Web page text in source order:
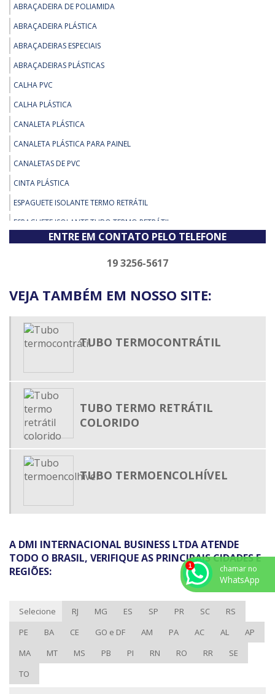
ABRAÇADEIRA DE POLIAMIDA
ABRAÇADEIRA PLÁSTICA
ABRAÇADEIRAS ESPECIAIS
ABRAÇADEIRAS PLÁSTICAS
CALHA PVC
CALHA PLÁSTICA
CANALETA PLÁSTICA
CANALETA PLÁSTICA PARA PAINEL
CANALETAS DE PVC
CINTA PLÁSTICA
ESPAGUETE ISOLANTE TERMO RETRÁTIL
ESPAGUETE ISOLANTE TUBO TERMO RETRÁTIL
ESPAGUETE TERMO CONTRÁTIL
ESPAGUETE TERMO ENCOLHIVEL
ESPAGUETE TERMO RETRÁTIL ADESIVADO
ESPAGUETE TERMOCONTRÁTIL
FIXADOR DE ABRAÇADEIRA DE NYLON
PRENSA CABO
TERMO RETRÁTIL MEDIA TENSÃO
TUBO ISOLANTE TERMO RETRÁTIL
TUBO PLÁSTICO TERMO ENCOLHÍVEL
TUBO TERMO RETRÁTIL
TUBO TERMOENCOLHÍVEL
ABRAÇADEIRA DE NYLON PARA LACRE
ABRAÇADEIRA PLÁSTICA PREÇO
CALHA DE PVC PARA FIO
CALHA DE PVC PREÇO
CINTA PLASTICA PREÇO
ENTRE EM CONTATO PELO TELEFONE
19 3256-5617
VEJA TAMBÉM EM NOSSO SITE:
TUBO TERMOCONTRÁTIL
TUBO TERMO RETRÁTIL
COLORIDO
TUBO TERMOENCOLHÍVEL
A DMI INTERNACIONAL BUSINESS LTDA ATENDE
TODO O BRASIL, VERIFIQUE AS PRINCIPAIS CIDADES E
REGIÕES:
Selecione RJ MG ES SP PR SC
RS
PE
BA CE GO e DF AM PA AC AL
AP
MA
MT MS PB PI RN RO RR
SE
TO
chamar no
WhatsApp